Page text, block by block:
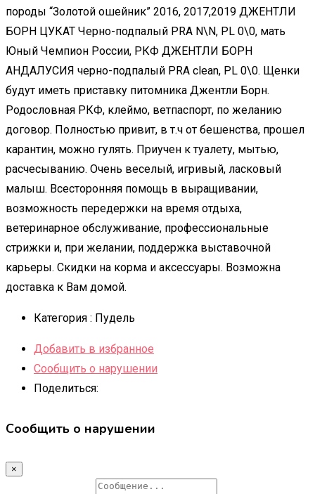
породы “Золотой ошейник” 2016, 2017,2019 ДЖЕНТЛИ
БОРН ЦУКАТ Черно-подпалый PRA N\N, PL 0\0, мать
Юный Чемпион России, РКФ ДЖЕНТЛИ БОРН
АНДАЛУСИЯ черно-подпалый PRA clean, PL 0\0. Щенки
будут иметь приставку питомника Джентли Борн.
Родословная РКФ, клеймо, ветпаспорт, по желанию
договор. Полностью привит, в т.ч от бешенства, прошел
карантин, можно гулять. Приучен к туалету, мытью,
расчесыванию. Очень веселый, игривый, ласковый
малыш. Всесторонняя помощь в выращивании,
возможность передержки на время отдыха,
ветеринарное обслуживание, профессиональные
стрижки и, при желании, поддержка выставочной
карьеры. Скидки на корма и аксессуары. Возможна
доставка к Вам домой.
Категория : Пудель
Добавить в избранное
Сообщить о нарушении
Поделиться:
Сообщить о нарушении
×